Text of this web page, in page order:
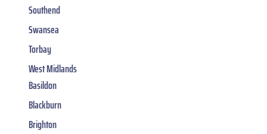
Southend
Swansea
Torbay
West Midlands
Basildon
Blackburn
Brighton